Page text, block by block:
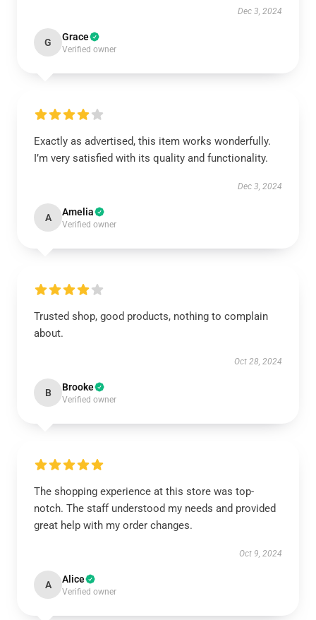
Dec 3, 2024
G Grace
Verified owner
Exactly as advertised, this item works wonderfully.
I’m very satisfied with its quality and functionality.
Dec 3, 2024
A Amelia
Verified owner
Trusted shop, good products, nothing to complain
about.
Oct 28, 2024
B Brooke
Verified owner
The shopping experience at this store was top-
notch. The staff understood my needs and provided
great help with my order changes.
Oct 9, 2024
A Alice
Verified owner